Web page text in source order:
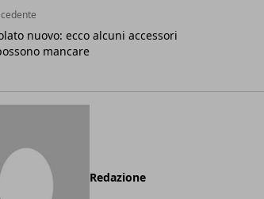
nuovo: ecco alcuni accessori
mancare
Redazione